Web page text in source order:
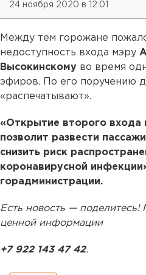
24 ноября 2020 в 12:01
Между тем горожане
недоступность входа мэру
Высокинскому во время
эфиров. По его поручению
«распечатывают».
«Открытие второго входа
позволит развести
снизить риск
коронавирусной
горадминистрации.
Есть новость —
ценной информации
+7 922 143 47 42.